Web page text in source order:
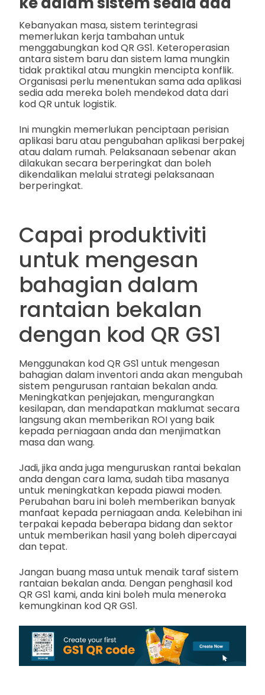
Kebanyakan masa, sistem terintegrasi
memerlukan kerja tambahan untuk
menggabungkan kod QR GS1. Keteroperasian
antara sistem baru dan sistem lama mungkin
tidak praktikal atau mungkin mencipta konflik.
Organisasi perlu menentukan sama ada aplikasi
sedia ada mereka boleh mendekod data dari
kod QR untuk logistik.
Ini mungkin memerlukan penciptaan perisian
aplikasi baru atau pengubahan aplikasi berpakej
atau dalam rumah. Pelaksanaan sebenar akan
dilakukan secara berperingkat dan boleh
dikendalikan melalui strategi pelaksanaan
berperingkat.
Capai produktiviti
untuk mengesan
bahagian dalam
rantaian bekalan
dengan kod QR GS1
Menggunakan kod QR GS1 untuk mengesan
bahagian dalam inventori anda akan mengubah
sistem pengurusan rantaian bekalan anda.
Meningkatkan penjejakan, mengurangkan
kesilapan, dan mendapatkan maklumat secara
langsung akan memberikan ROI yang baik
kepada perniagaan anda dan menjimatkan
masa dan wang.
Jadi, jika anda juga menguruskan rantai bekalan
anda dengan cara lama, sudah tiba masanya
untuk meningkatkan kepada piawai moden.
Perubahan baru ini boleh memberikan banyak
manfaat kepada perniagaan anda. Kelebihan ini
terpakai kepada beberapa bidang dan sektor
untuk memberikan hasil yang boleh dipercayai
dan tepat.
Jangan buang masa untuk menaik taraf sistem
rantaian bekalan anda. Dengan penghasil kod
QR GS1 kami, anda kini boleh mula meneroka
kemungkinan kod QR GS1.